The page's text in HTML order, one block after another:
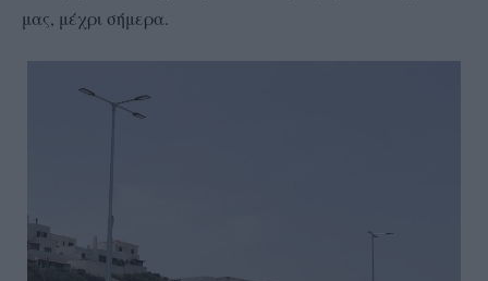
μας, μέχρι σήμερα.